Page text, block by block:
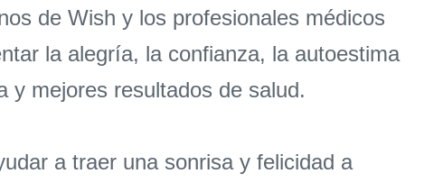
de Wish y los profesionales médicos
la alegría, la confianza, la autoestima
y mejores resultados de salud.
a traer una sonrisa y felicidad a